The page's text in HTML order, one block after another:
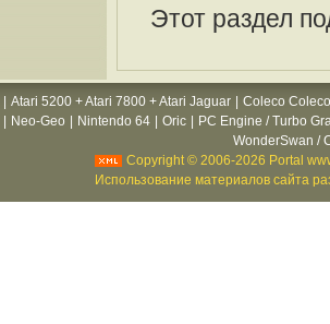
Этот раздел
Atari 5200 + Atari 7800 + Atari Jaguar
Coleco
Neo-Geo Nintendo 64 Oric
PC Engine / Turbo
WonderSwan /
Copyright © 2006-2026 Portal
Использование материалов сайта